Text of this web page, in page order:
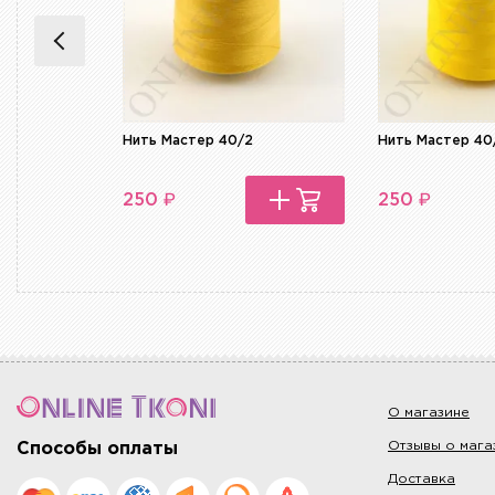
Нить Мастер 40/2
250 ₽
Нить Мастер
250 ₽
Способы оплаты
О магазине
Отзывы о
Доставка